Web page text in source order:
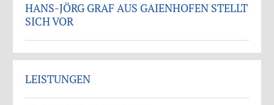
HANS-JÖRG GRAF AUS GAIENHOFEN STELLT
SICH VOR
LEISTUNGEN